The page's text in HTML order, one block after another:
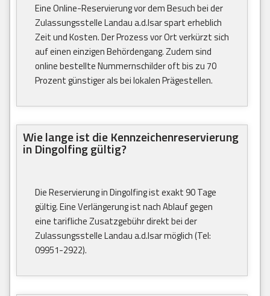
Eine Online-Reservierung vor dem Besuch bei der
Zulassungsstelle Landau a.d.Isar spart erheblich
Zeit und Kosten. Der Prozess vor Ort verkürzt sich
auf einen einzigen Behördengang. Zudem sind
online bestellte Nummernschilder oft bis zu 70
Prozent günstiger als bei lokalen Prägestellen.
Wie lange ist die Kennzeichenreservierung
in Dingolfing gültig?
Die Reservierung in Dingolfing ist exakt 90 Tage
gültig. Eine Verlängerung ist nach Ablauf gegen
eine tarifliche Zusatzgebühr direkt bei der
Zulassungsstelle Landau a.d.Isar möglich (Tel:
09951-2922).